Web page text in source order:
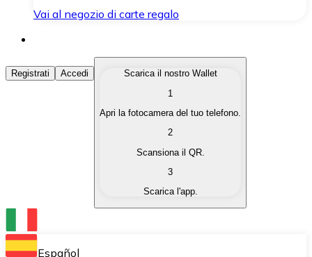
Vai al negozio di carte regalo
Acquista Criptovalute
Acquista le criptovalute che ti interessano in modo
Converti le tue criptovalute in valuta fiat quando ne
Scambia una criptovaluta con un'altra
Conserva le tue cripto in un Wallet self-custodial.
Registrati Accedi
Scarica il nostro Wallet
1
Apri la fotocamera del tuo telefono.
2
Scansiona il QR.
3
Scarica l'app.
Español